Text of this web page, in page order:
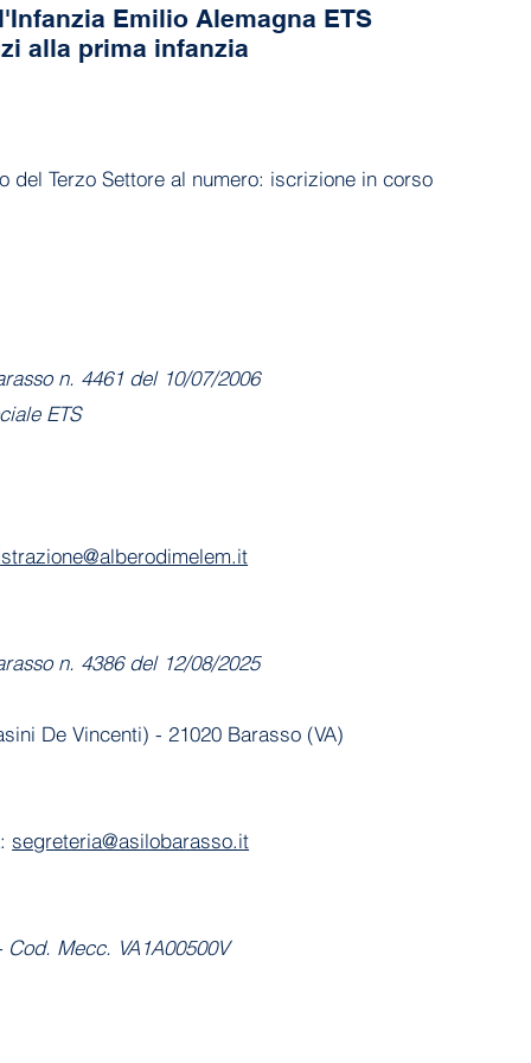
Emilio Alemagna ETS
alla prima infanzia
del Terzo Settore al numero: iscrizione in corso
n. 4461 del 10/07/2006
ETS
n. 4386 del 12/08/2025
De Vincenti) - 21020 Barasso (VA)
segreteria@asilobarasso.it
Mecc. VA1A00500V